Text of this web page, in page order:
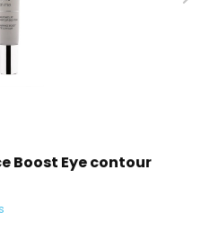
Boost Eye contour